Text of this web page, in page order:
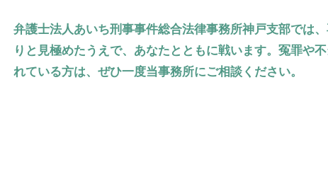
弁護士法人あいち刑事事件総合法律事務所神戸支部では
りと見極めたうえで、あなたとともに戦います。冤罪や
れている方は、ぜひ一度当事務所にご相談ください。